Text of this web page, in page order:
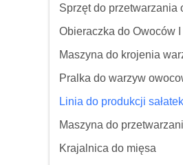
Sprzęt do przetwarzania
Obieraczka do Owoców
Maszyna do krojenia
Pralka do warzyw
Linia do produkcji sałatek
Maszyna do
Krajalnica do mięsa